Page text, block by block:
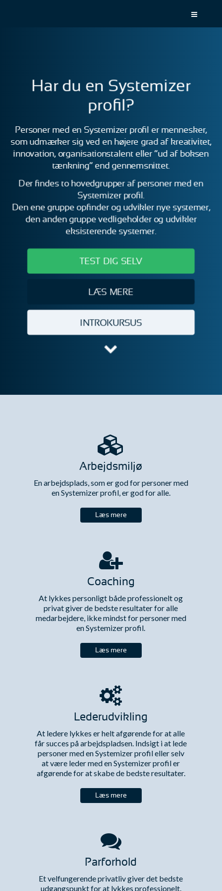
Systemizer
3.0:
Produkter
4.0:
Kontakt
os
Har du en Systemizer
profil?
Personer med en Systemizer profil er mennesker,
som udmærker sig ved en højere grad af kreativitet,
innovation, organisationstalent eller “ud af boksen
tænkning” end gennemsnittet.
Der findes to hovedgrupper af personer med en
Systemizer profil.
Den ene gruppe opfinder og udvikler nye systemer,
den anden gruppe vedligeholder og udvikler
eksisterende systemer.
TEST DIG SELV
LÆS MERE
INTROKURSUS
Arbejdsmiljø
En arbejdsplads, som er god for personer med
en Systemizer profil, er god for alle.
Læs mere
Coaching
At lykkes personligt både professionelt og
privat giver de bedste resultater for alle
medarbejdere, ikke mindst for personer med
en Systemizer profil.
Læs mere
Lederudvikling
At ledere lykkes er helt afgørende for at alle
får succes på arbejdspladsen. Indsigt i at lede
personer med en Systemizer profil eller selv
at være leder med en Systemizer profil er
afgørende for at skabe de bedste resultater.
Læs mere
Parforhold
Et velfungerende privatliv giver det bedste
udgangspunkt for at lykkes professionelt.